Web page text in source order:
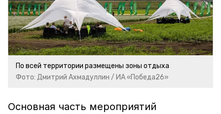
По всей территории размещены зоны отдыха
Фото: Дмитрий Ахмадуллин / ИА «Победа26»
Основная часть мероприятий